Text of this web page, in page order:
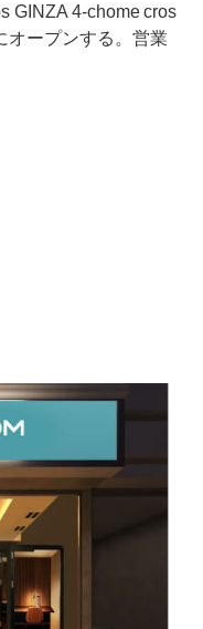
GINZA 4-chome cros
オープンする。営業